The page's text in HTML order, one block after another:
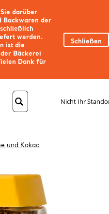
darüber
Backwaren der
werden.
ist die
Bäckerei
Dank für
Schließen
Nicht Ihr
und Kakao